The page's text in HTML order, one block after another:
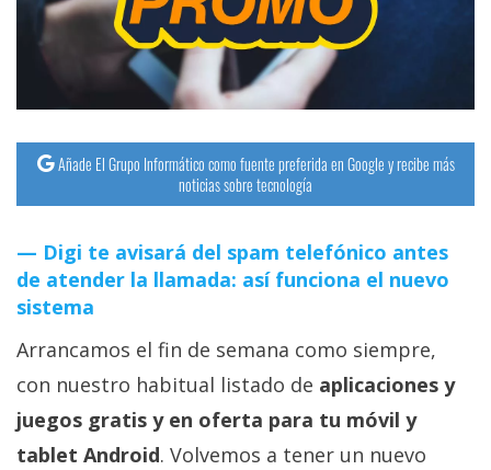
Añade El Grupo Informático como fuente preferida en Google y recibe más
noticias sobre tecnología
Digi te avisará del spam telefónico antes
de atender la llamada: así funciona el nuevo
sistema
Arrancamos el fin de semana como siempre,
con nuestro habitual listado de aplicaciones y
juegos gratis y en oferta para tu móvil y
tablet Android. Volvemos a tener un nuevo